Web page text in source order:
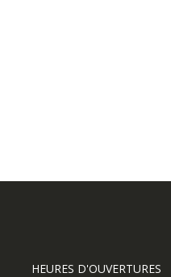
HEURES D'OUVERTURES